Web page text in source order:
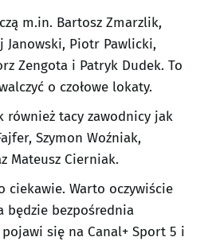
m.in. Bartosz Zmarzlik,
Janowski, Piotr Pawlicki,
Zengota i Patryk Dudek. To
o czołowe lokaty.
również tacy zawodnicy jak
Szymon Woźniak,
Mateusz Cierniak.
ciekawie. Warto oczywiście
będzie bezpośrednia
się na Canal+ Sport 5 i